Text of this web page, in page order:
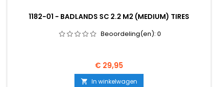
1182-01 - BADLANDS SC 2.2 M2 (MEDIUM) TIRES
Beoordeling(en): 0
Prijs
€ 29,95
 In winkelwagen